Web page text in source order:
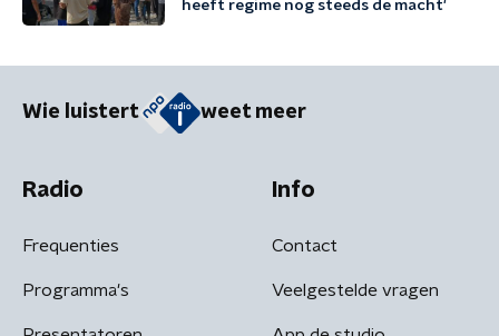
heeft regime nog steeds de macht'
Wie luistert weet meer
Radio
Frequenties
Programma's
Info
Contact
Veelgestelde vragen